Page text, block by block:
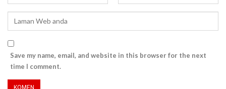
Save my name, email, and website in this browser for the next
time I comment.